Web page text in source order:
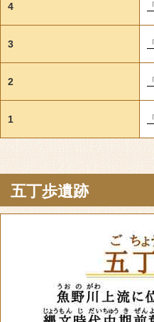
4
3
2
1
五丁歩遺跡